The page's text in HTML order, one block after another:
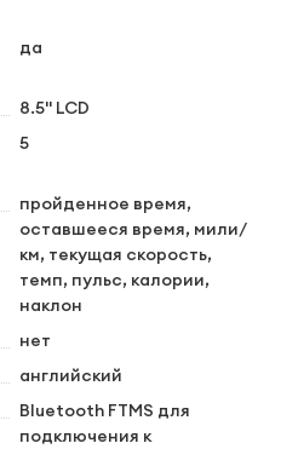
да
8.5" LCD
5
пройденное время,
оставшееся время, мили/
км, текущая скорость,
темп, пульс, калории,
наклон
нет
английский
Bluetooth FTMS для
подключения к